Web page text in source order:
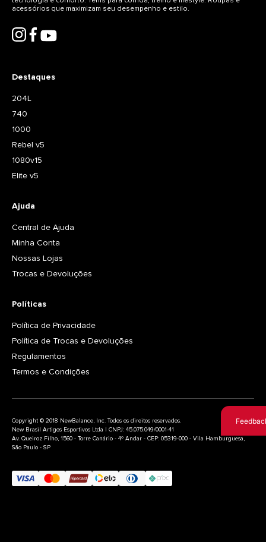
Destaques
204L
740
1000
Rebel v5
1080v15
Elite v5
Ajuda
Central de Ajuda
Minha Conta
Nossas Lojas
Trocas e Devoluções
Políticas
Política de Privacidade
Política de Trocas e Devoluções
Regulamentos
Termos e Condições
acessórios que maximizam seu desempenho e estilo.
Copyright © 2018 NewBalance, Inc. Todos os direitos reservados.
New Brasil Artigos Esportivos Ltda | CNPJ: 45.075.049/0001-41
Av. Queiroz Filho, 1560 - Torre Canário - 4º Andar - CEP: 05319-000 - Vila Hamburguesa,
São Paulo - SP